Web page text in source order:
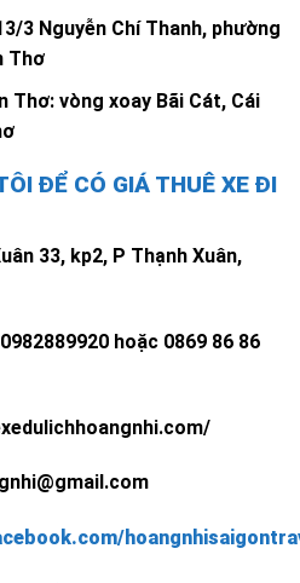
3 Nguyễn Chí Thanh, phường
Thơ
Thơ: vòng xoay Bãi Cát, Cái
ĐỂ CÓ GIÁ THUÊ XE ĐI
33, kp2, P Thạnh Xuân,
0982889920 hoặc 0869 86 86